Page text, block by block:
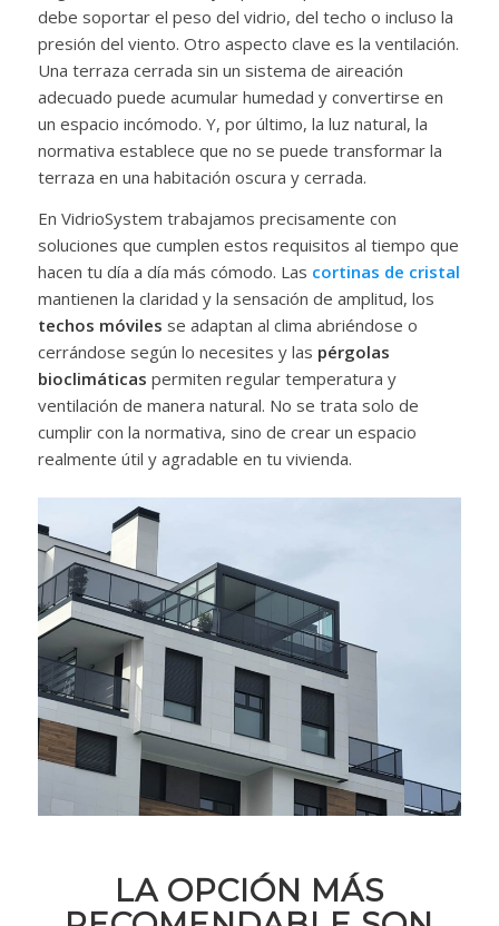
debe soportar el peso del vidrio, del techo o incluso la
presión del viento. Otro aspecto clave es la ventilación.
Una terraza cerrada sin un sistema de aireación
adecuado puede acumular humedad y convertirse en
un espacio incómodo. Y, por último, la luz natural, la
normativa establece que no se puede transformar la
terraza en una habitación oscura y cerrada.
En VidrioSystem trabajamos precisamente con
soluciones que cumplen estos requisitos al tiempo que
hacen tu día a día más cómodo. Las cortinas de cristal
mantienen la claridad y la sensación de amplitud, los
techos móviles se adaptan al clima abriéndose o
cerrándose según lo necesites y las pérgolas
bioclimáticas permiten regular temperatura y
ventilación de manera natural. No se trata solo de
cumplir con la normativa, sino de crear un espacio
realmente útil y agradable en tu vivienda.
LA OPCIÓN MÁS